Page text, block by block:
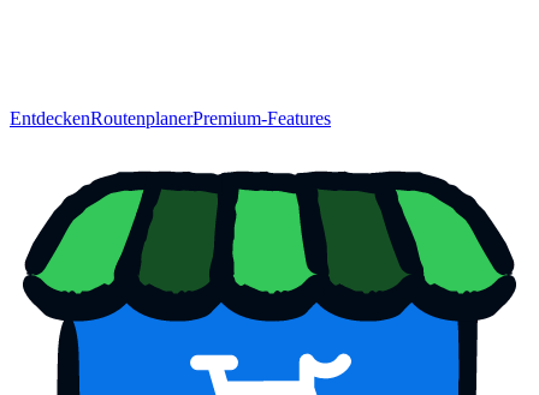
EntdeckenRoutenplanerPremium-Features